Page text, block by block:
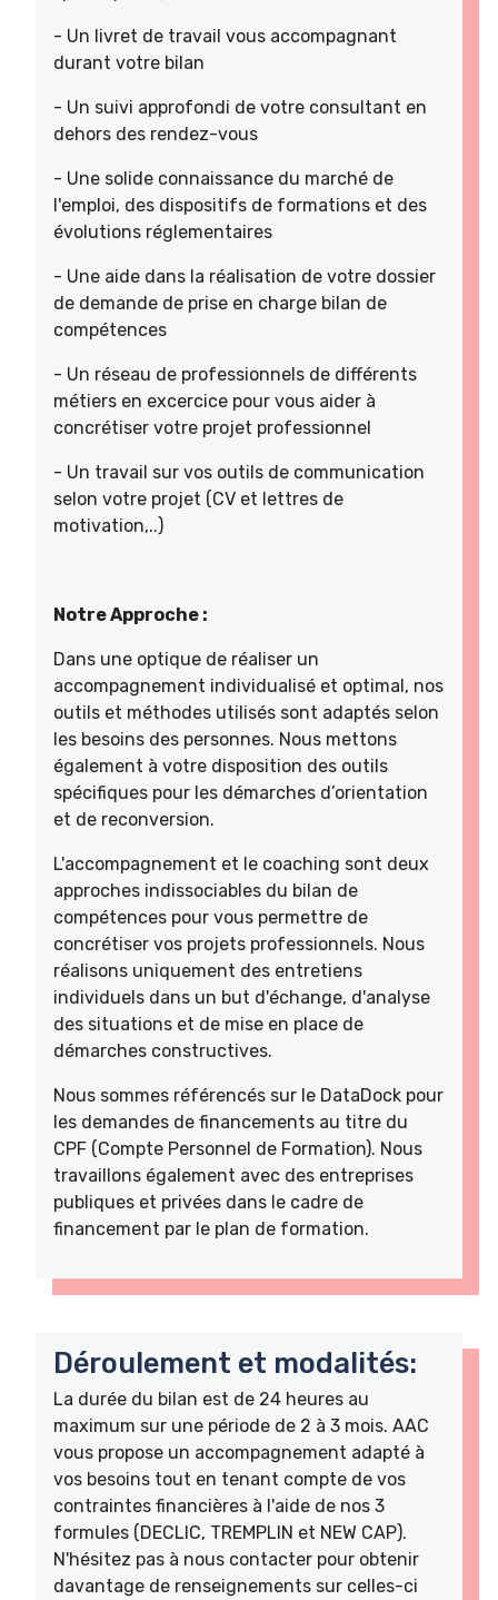
- Un livret de travail vous accompagnant
durant votre bilan
- Un suivi approfondi de votre consultant en
dehors des rendez-vous
- Une solide connaissance du marché de
l'emploi, des dispositifs de formations et des
évolutions réglementaires
- Une aide dans la réalisation de votre dossier
de demande de prise en charge bilan de
compétences
- Un réseau de professionnels de différents
métiers en excercice pour vous aider à
concrétiser votre projet professionnel
- Un travail sur vos outils de communication
selon votre projet (CV et lettres de
motivation,..)
Notre Approche :
Dans une optique de réaliser un
accompagnement individualisé et optimal, nos
outils et méthodes utilisés sont adaptés selon
les besoins des personnes. Nous mettons
également à votre disposition des outils
spécifiques pour les démarches d’orientation
et de reconversion.
L'accompagnement et le coaching sont deux
approches indissociables du bilan de
compétences pour vous permettre de
concrétiser vos projets professionnels. Nous
réalisons uniquement des entretiens
individuels dans un but d'échange, d'analyse
des situations et de mise en place de
démarches constructives.
Nous sommes référencés sur le DataDock pour
les demandes de financements au titre du
CPF (Compte Personnel de Formation). Nous
travaillons également avec des entreprises
publiques et privées dans le cadre de
financement par le plan de formation.
Déroulement et modalités:
La durée du bilan est de 24 heures au
maximum sur une période de 2 à 3 mois. AAC
vous propose un accompagnement adapté à
vos besoins tout en tenant compte de vos
contraintes financières à l'aide de nos 3
formules (DECLIC, TREMPLIN et NEW CAP).
N'hésitez pas à nous contacter pour obtenir
davantage de renseignements sur celles-ci